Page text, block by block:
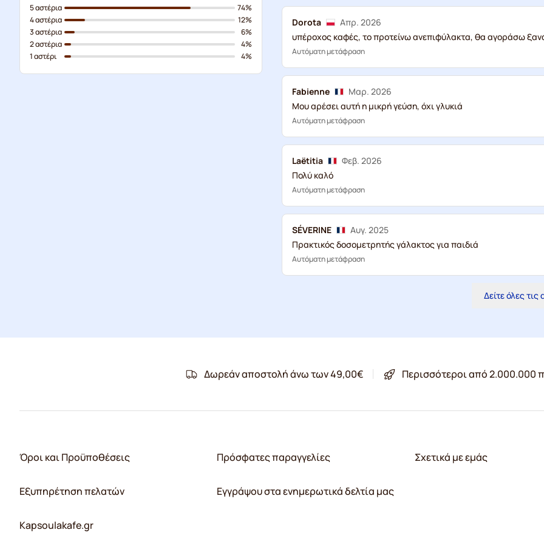
5 αστέρια
4 αστέρια
3 αστέρια
2 αστέρια
1 αστέρι
74%
12%
6%
4%
4%
Dorota
Απρ. 2026
υπέροχος καφές, το προτείνω ανεπιφύλακτα, θα αγοράσω
Αυτόματη μετάφραση
Fabienne
Μαρ. 2026
Μου αρέσει αυτή η μικρή γεύση, όχι γλυκιά
Αυτόματη μετάφραση
Laëtitia
Φεβ. 2026
Πολύ καλό
Αυτόματη μετάφραση
SÉVERINE
Αυγ. 2025
Πρακτικός δοσομετρητής γάλακτος για παιδιά
Αυτόματη μετάφραση
Δείτε όλες τις
Δωρεάν αποστολή άνω των 49,00€ Περισσότεροι από 2.000.000
Όροι και Προϋποθέσεις
Εξυπηρέτηση πελατών
Kapsoulakafe.gr
Πρόσφατες παραγγελίες
Εγγράψου στα ενημερωτικά δελτία μας
Σχετικά με εμάς